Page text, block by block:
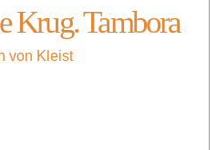
Krug. Tambora
von Kleist